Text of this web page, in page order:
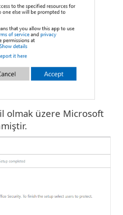
olmak üzere Microsoft